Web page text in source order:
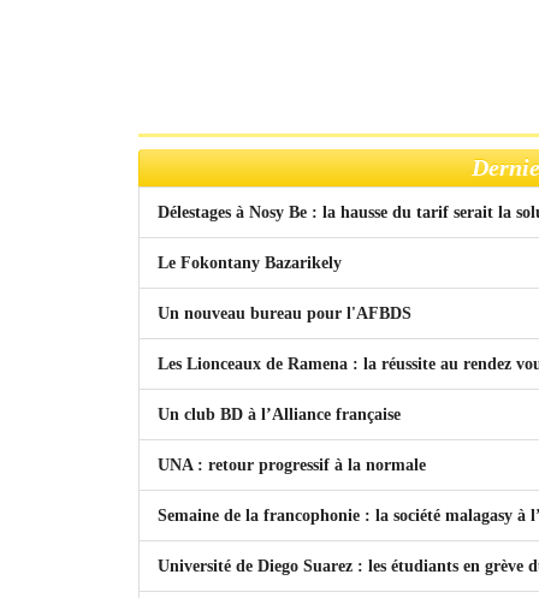
Délestages à Nosy Be : la hausse du tarif serait la
Le Fokontany Bazarikely
Un nouveau bureau pour l'AFBDS
Les Lionceaux de Ramena : la réussite au rendez
Un club BD à l’Alliance française
UNA : retour progressif à la normale
Semaine de la francophonie : la société malagasy à
Université de Diego Suarez : les étudiants en grève